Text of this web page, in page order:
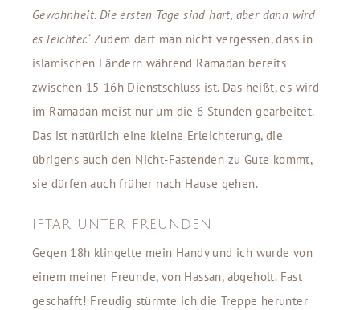
Gewohnheit. Die ersten Tage sind hart, aber dann wird
es leichter.‘Zudem darf man nicht vergessen, dass in
islamischen Ländern während Ramadan bereits
zwischen 15-16h Dienstschluss ist. Das heißt, es wird
im Ramadan meist nur um die 6 Stunden gearbeitet.
Das ist natürlich eine kleine Erleichterung, die
übrigens auch den Nicht-Fastenden zu Gute kommt,
sie dürfen auch früher nach Hause gehen.
IFTAR UNTER FREUNDEN
Gegen 18h klingelte mein Handy und ich wurde von
einem meiner Freunde, von Hassan, abgeholt. Fast
geschafft! Freudig stürmte ich die Treppe herunter